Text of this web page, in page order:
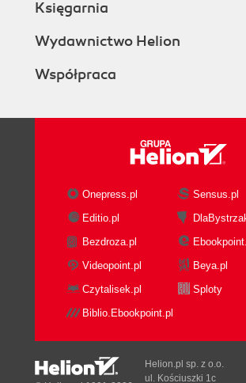
Księgarnia
Wydawnictwo Helion
Współpraca
Onepress.pl
Sensus.pl
Editio.pl
Bezdroza.pl
Videopoint.pl
Beya.pl
Czytalisek.pl
Sploty
Biblio.Ebookpoint.pl
Helion.pl sp. z o.o.
ul. Kościuszki 1c